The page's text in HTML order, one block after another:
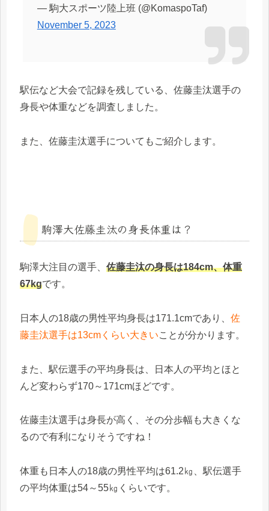
— 駒大スポーツ陸上班 (@KomaspoTaf)
November 5, 2023
駅伝など大会で記録を残している、佐藤圭汰選手の
身長や体重などを調査しました。
また、佐藤圭汰選手についてもご紹介します。
駒澤大佐藤圭汰の身長体重は？
駒澤大注目の選手、 佐藤圭汰の身長は184cm、体重
67kgです。
日本人の18歳の男性平均身長は171.1cmであり、 佐
藤圭汰選手は13cmくらい大きいことが分かります。
また、駅伝選手の平均身長は、日本人の平均とほと
んど変わらず170～171cmほどです。
佐藤圭汰選手は身長が高く、その分歩幅も大きくな
るので有利になりそうですね！
体重も日本人の18歳の男性平均は61.2㎏、駅伝選手
の平均体重は54～55㎏くらいです。